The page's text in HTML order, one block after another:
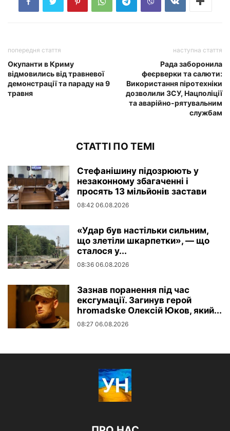
попередня стаття
Окупанти в Криму
відмовились від травневої
демонстрації та параду на 9
травня
наступна стаття
Рада заборонила
феєрверки та салюти:
Використання піротехніки
дозволили ЗСУ, Нацполіції
та аварійно-рятувальним
службам
СТАТТІ ПО ТЕМІ
Стефанішину підозрюють у
незаконному збагаченні і
просять 13 мільйонів застави
08:42 06.08.2026
«Удар був настільки сильним,
що злетіли шкарпетки», — що
сталося у...
08:36 06.08.2026
Зазнав поранення під час
ексгумації. Загинув герой
hromadske Олексій Юков, який...
08:27 06.08.2026